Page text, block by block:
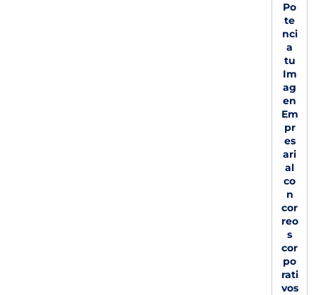
Po
te
nci
a
tu
Im
ag
en
Em
pr
es
ari
al
co
n
cor
reo
s
cor
po
rati
vos